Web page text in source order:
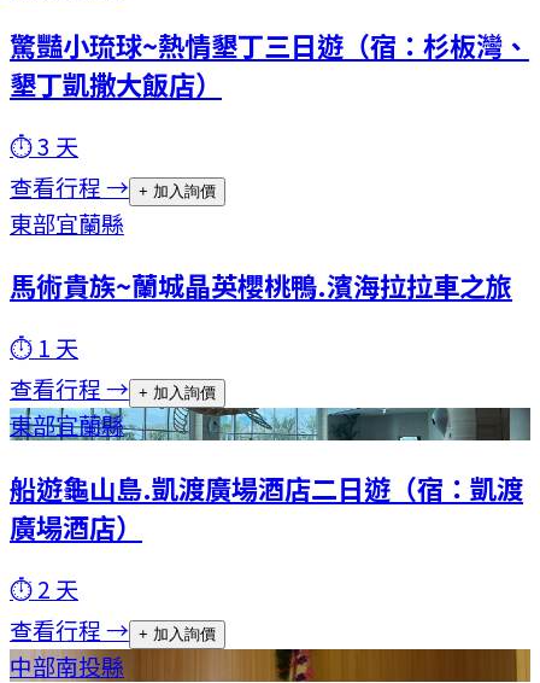
驚豔小琉球~熱情墾丁三日遊（宿：杉板灣、
墾丁凱撒大飯店）
⏱3 天
查看行程 → + 加入詢價
東部宜蘭縣
馬術貴族~蘭城晶英櫻桃鴨.濱海拉拉車之旅
⏱ 1 天
查看行程 → + 加入詢價
東部宜蘭縣
船遊龜山島.凱渡廣場酒店二日遊（宿：凱渡
廣場酒店）
⏱2 天
查看行程 → + 加入詢價
中部南投縣